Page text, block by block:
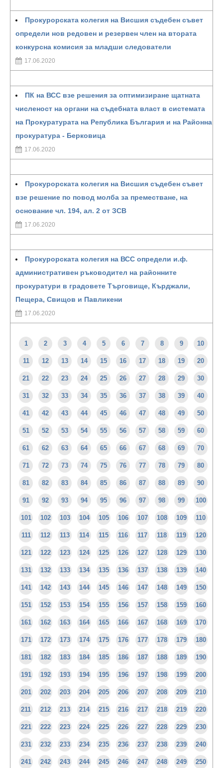
Прокурорската колегия на Висшия съдебен съвет
определи нов редовен и резервен член на втората
конкурсна комисия за младши следователи
17.06.2020
ПК на ВСС взе решения за оптимизиране щатната
численост на органи на съдебната власт в системата
на Прокуратурата на Република България и на Районна
прокуратура - Берковица
17.06.2020
Прокурорската колегия на Висшия съдебен съвет
взе решение по повод молба за преместване, на
основание чл. 194, ал. 2 от ЗСВ
17.06.2020
Прокурорската колегия на ВСС определи и.ф.
административен ръководител на районните
прокуратури в градовете Търговище, Кърджали,
Пещера, Свищов и Павликени
17.06.2020
1 2 3 4 5 6 7 8 9 10
11 12 13 14 15 16 17 18 19 20
21 22 23 24 25 26 27 28 29 30
31 32 33 34 35 36 37 38 39 40
41 42 43 44 45 46 47 48 49 50
51 52 53 54 55 56 57 58 59 60
61 62 63 64 65 66 67 68 69 70
71 72 73 74 75 76 77 78 79 80
81 82 83 84 85 86 87 88 89 90
91 92 93 94 95 96 97 98 99 100
101 102 103 104 105 106 107 108 109 110
111 112 113 114 115 116 117 118 119 120
121 122 123 124 125 126 127 128 129 130
131 132 133 134 135 136 137 138 139 140
141 142 143 144 145 146 147 148 149 150
151 152 153 154 155 156 157 158 159 160
161 162 163 164 165 166 167 168 169 170
171 172 173 174 175 176 177 178 179 180
181 182 183 184 185 186 187 188 189 190
191 192 193 194 195 196 197 198 199 200
201 202 203 204 205 206 207 208 209 210
211 212 213 214 215 216 217 218 219 220
221 222 223 224 225 226 227 228 229 230
231 232 233 234 235 236 237 238 239 240
241 242 243 244 245 246 247 248 249 250